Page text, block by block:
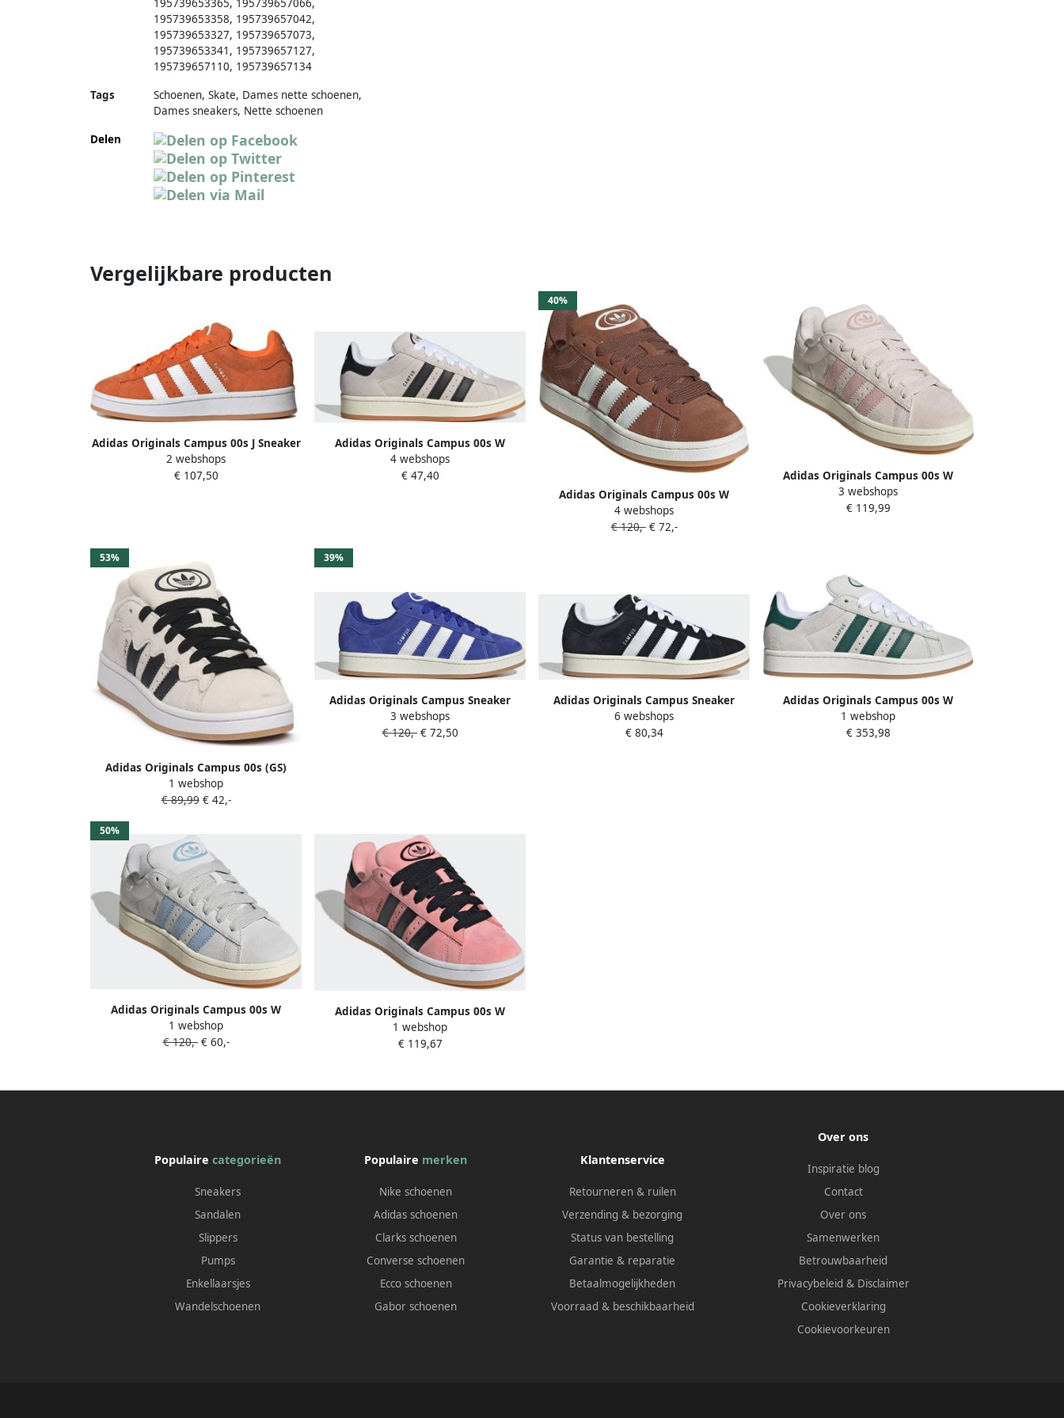
195739653365, 195739657066,
195739653358, 195739657042,
195739653327, 195739657073,
195739653341, 195739657127,
195739657110, 195739657134
Tags
Schoenen, Skate, Dames nette schoenen,
Dames sneakers, Nette schoenen
Delen
Vergelijkbare producten
Adidas Originals Campus 00s J Sneaker
Skate Schoenen ftwr white ftwr white
gum 2 maat: 36 2 3 beschikbare
2 webshops
€ 107,50
Adidas Originals Campus 00s W
Sneaker Skate Schoenen crystal white
core black off white maat: 38
4 webshops
€ 47,40
40%
Adidas Originals Campus 00s W
Sneaker Skate bruin 2 3 Schoenen
4 webshops
€ 120,-€ 72,-
Adidas Originals Campus 00s W
Sneaker Skate lichtroze 2 3 Schoenen
3 webshops
€ 119,99
53%
Adidas Originals Campus 00s (GS)
Unisex Skate beige 2 3 Schoenen
1 webshop
€ 89,99€ 42,-
39%
Adidas Originals Campus Sneaker
Skate Schoenen semi lucid blue ftwr
white off white maat: 40 2 3
3 webshops
€ 120,-€ 72,50
Adidas Originals Campus Sneaker
Skate Schoenen core black ftwr white
off white maat: 38 2 3 beschikbare
6 webshops
€ 80,34
Adidas Originals Campus 00s W
Sneaker Skate grijs 2 3 Schoenen
1 webshop
€ 353,98
50%
Adidas Originals Campus 00s W
Sneaker Skate in grijs formaten: 40 2 3
1 webshop
€ 120,-€ 60,-
Adidas Originals Campus 00s W
Sneaker Skate in lichtroze formaten: 37
1 3
1 webshop
€ 119,67
Populairecategorieën
Sneakers
Sandalen
Slippers
Pumps
Enkellaarsjes
Wandelschoenen
Populaire merken
Nike schoenen
Adidas schoenen
Clarks schoenen
Converse schoenen
Ecco schoenen
Gabor schoenen
Klantenservice
Retourneren & ruilen
Verzending & bezorging
Status van bestelling
Garantie & reparatie
Betaalmogelijkheden
Voorraad & beschikbaarheid
Over ons
Inspiratie blog
Contact
Over ons
Samenwerken
Betrouwbaarheid
Privacybeleid & Disclaimer
Cookieverklaring
Cookievoorkeuren